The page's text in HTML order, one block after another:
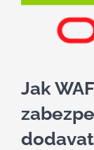
Jak